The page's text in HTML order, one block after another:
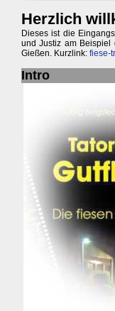
Herzlich
Dieses ist die
und Justiz am Beispiel
Gießen. Kurzlink: fiese-
Intro